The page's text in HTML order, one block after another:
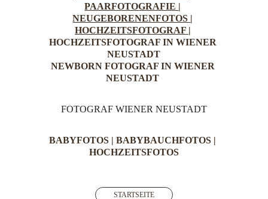
PAARFOTOGRAFIE |
NEUGEBORENENFOTOS |
HOCHZEITSFOTOGRAF |
HOCHZEITSFOTOGRAF IN WIENER
NEUSTADT
NEWBORN FOTOGRAF IN WIENER
NEUSTADT
FOTOGRAF WIENER NEUSTADT
BABYFOTOS | BABYBAUCHFOTOS |
HOCHZEITSFOTOS
STARTSEITE